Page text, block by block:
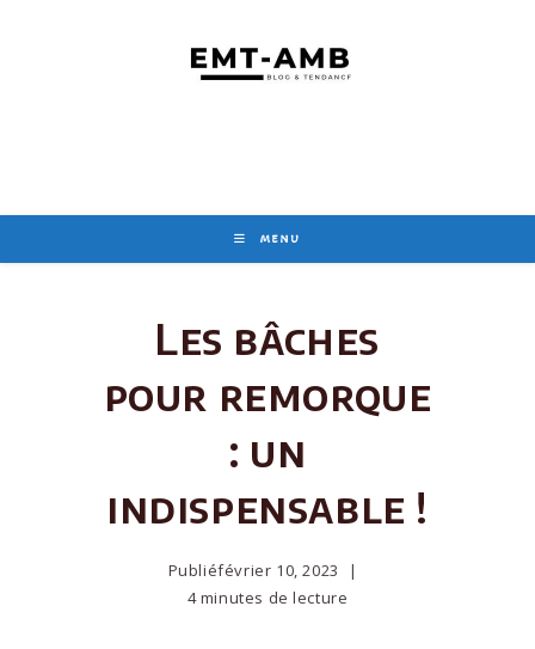
MENU
Les bâches
pour remorque
: un
indispensable !
Publiéfévrier 10, 2023
4 minutes de lecture